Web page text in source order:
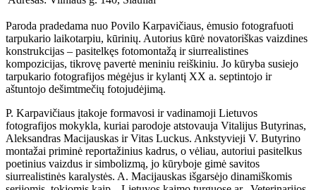
Paroda pradedama nuo Povilo Karpavičiaus, ėmusio fotografuoti
tarpukario laikotarpiu, kūrinių. Autorius kūrė novatoriškas vaizdines
konstrukcijas – pasitelkęs fotomontažą ir siurrealistines
kompozicijas, tikrovę pavertė meniniu reiškiniu. Jo kūryba susiejo
tarpukario fotografijos mėgėjus ir kylantį XX a. septintojo ir
aštuntojo dešimtmečių fotojudėjimą.
P. Karpavičiaus įtakoje formavosi ir vadinamoji Lietuvos
fotografijos mokykla, kuriai parodoje atstovauja Vitalijus Butyrinas,
Aleksandras Macijauskas ir Vitas Luckus. Ankstyvieji V. Butyrino
montažai priminė reportažinius kadrus, o vėliau, autoriui pasitelkus
poetinius vaizdus ir simbolizmą, jo kūryboje gimė savitos
siurrealistinės karalystės. A. Macijauskas išgarsėjo dinamiškomis